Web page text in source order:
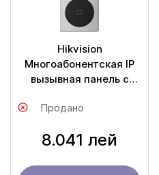
Hikvision
Многоабонентская IP
вызывная панель с
KD9203-ME6
Продано
8.041 лей